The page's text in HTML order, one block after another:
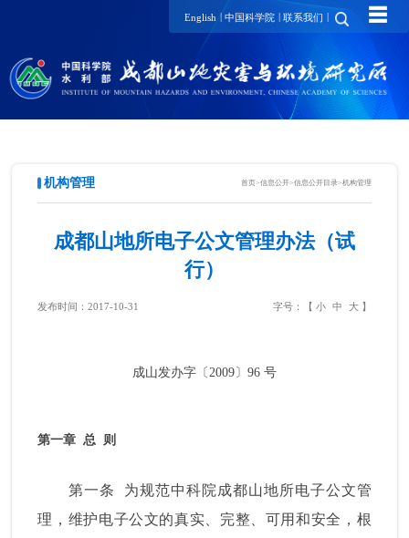
English | 中国科学院 | 联系我们 | ☰
机构管理 首页>信息公开>信息公开目录>机构管理
成都山地所电子公文管理办法（试
行）
发布时间：2017-10-31 字号：【 小 中 大】
成山发办字〔 2009〕 96 号
第一章 总 则
第一条
为规范中科院成都山地所电子公文管
理，维护电子公文的真实、完整、可用和安全，根